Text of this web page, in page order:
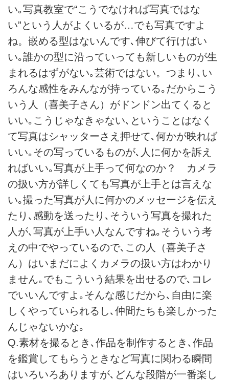
い｡写真教室で“こうでなければ写真ではな
い”という人がよくいるが…でも写真ですよ
ね。嵌める型はないんです､伸びて行けばい
い｡誰かの型に沿っていっても新しいものが生
まれるはずがない｡芸術ではない。つまり､い
ろんな感性をみんなが持っている｡だからこう
いう人（喜美子さん）がドンドン出てくると
いい｡こうじゃなきゃない､ということはなく
て写真はシャッターさえ押せて､何かが映れば
いい｡その写っているものが､人に何かを訴え
ればいい｡写真が上手って何なのか？ カメラ
の扱い方が詳しくても写真が上手とは言えな
い｡撮った写真が人に何かのメッセージを伝え
たり､感動を送ったり､そういう写真を撮れた
人が､写真が上手い人なんですね｡そういう考
えの中でやっているので､この人（喜美子さ
ん）はいまだによくカメラの扱い方はわかり
ません｡でもこういう結果を出せるので､コレ
でいいんですよ｡そんな感じだから､自由に楽
しくやっていられるし､仲間たちも楽しかった
んじゃないかな｡
Q.素材を撮るとき､作品を制作するとき､作品
を鑑賞してもらうときなど写真に関わる瞬間
はいろいろありますが､どんな段階が一番楽し